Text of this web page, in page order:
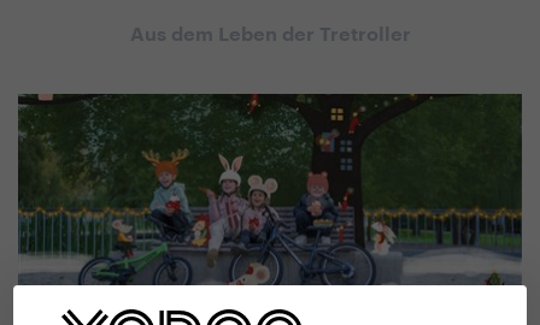
Aus dem Leben der Tretroller